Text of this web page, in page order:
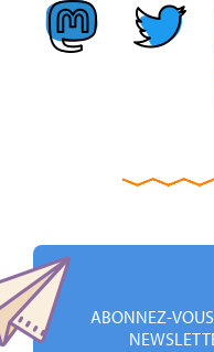
ABONNEZ-